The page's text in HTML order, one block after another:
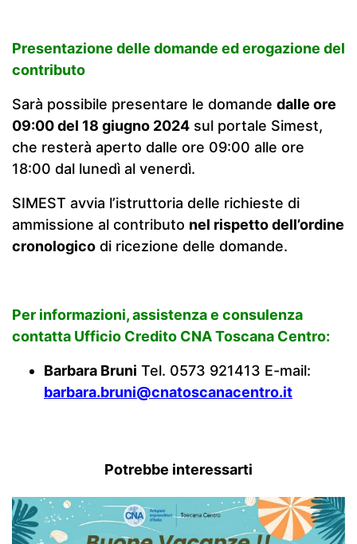
Presentazione delle domande ed erogazione del
contributo
Sarà possibile presentare le domande dalle ore
09:00 del 18 giugno 2024 sul portale Simest,
che resterà aperto dalle ore 09:00 alle ore
18:00 dal lunedì al venerdì.
SIMEST avvia l’istruttoria delle richieste di
ammissione al contributo nel rispetto dell’ordine
cronologico di ricezione delle domande.
Per informazioni, assistenza e consulenza
contatta Ufficio Credito CNA Toscana Centro:
Barbara Bruni Tel. 0573 921413 E-mail:
barbara.bruni@cnatoscanacentro.it
Potrebbe interessarti